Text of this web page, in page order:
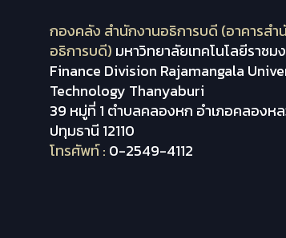
กองคลัง สำนักงานอธิการบดี (อาคารสำ
อธิการบดี) มหาวิทยาลัยเทคโนโลยีราช
Finance Division Rajamangala
Technology Thanyaburi
39 หมู่ที่ 1 ตำบลคลองหก อำเภอคลองห
ปทุมธานี 12110
โทรศัพท์ : 0-2549-4112